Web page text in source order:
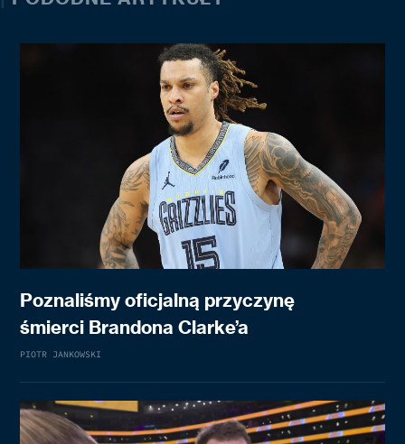
Poznaliśmy oficjalną przyczynę
śmierci Brandona Clarke’a
PIOTR JANKOWSKI